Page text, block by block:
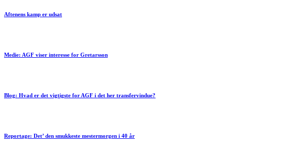
Aftenens kamp er udsat
Medie: AGF viser interesse for Gretarsson
Blog: Hvad er det vigtigste for AGF i det her transfervindue?
Reportage: Det’ den smukkeste mestermorgen i 40 år